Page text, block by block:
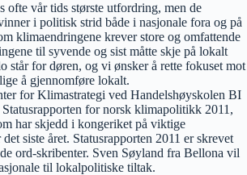
ofte vår tids største utfordring, men de
i politisk strid både i nasjonale fora og på
klimaendringene krever store og omfattende
til syvende og sist måtte skje på lokalt
står for døren, og vi ønsker å rette fokuset mot
å gjennomføre lokalt.
for Klimastrategi ved Handelshøyskolen BI
for norsk klimapolitikk 2011,
har skjedd i kongeriket på viktige
siste året. Statusrapporten 2011 er skrevet
ord-skribenter. Sven Søyland fra Bellona vil
til lokalpolitiske tiltak.